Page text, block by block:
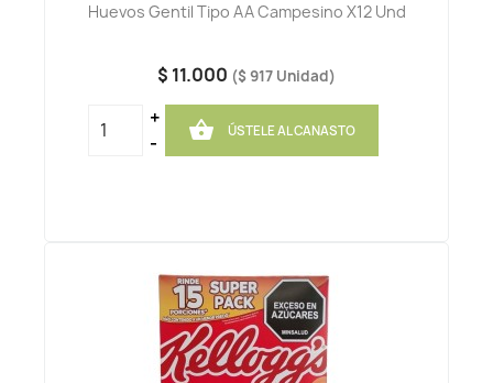
Huevos Gentil Tipo AA Campesino X12 Und
$ 11.000 ($ 917 Unidad)
+
-
 ÚSTELE AL CANASTO